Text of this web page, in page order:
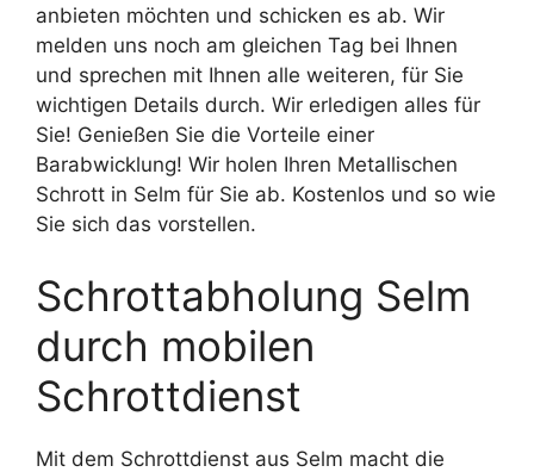
anbieten möchten und schicken es ab. Wir
melden uns noch am gleichen Tag bei Ihnen
und sprechen mit Ihnen alle weiteren, für Sie
wichtigen Details durch. Wir erledigen alles für
Sie! Genießen Sie die Vorteile einer
Barabwicklung! Wir holen Ihren Metallischen
Schrott in Selm für Sie ab. Kostenlos und so wie
Sie sich das vorstellen.
Schrottabholung Selm
durch mobilen
Schrottdienst
Mit dem Schrottdienst aus Selm macht die